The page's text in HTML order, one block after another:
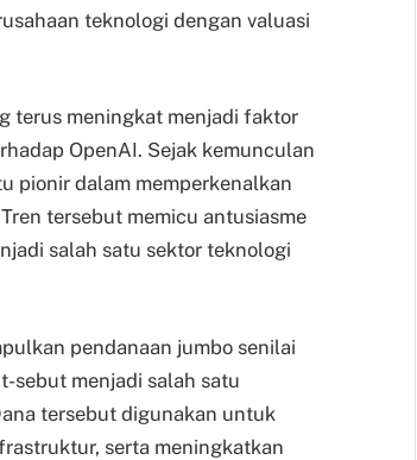
teknologi dengan valuasi
terus meningkat menjadi faktor
OpenAI. Sejak kemunculan
pionir dalam memperkenalkan
tersebut memicu antusiasme
salah satu sektor teknologi
pendanaan jumbo senilai
sebut menjadi salah satu
tersebut digunakan untuk
serta meningkatkan